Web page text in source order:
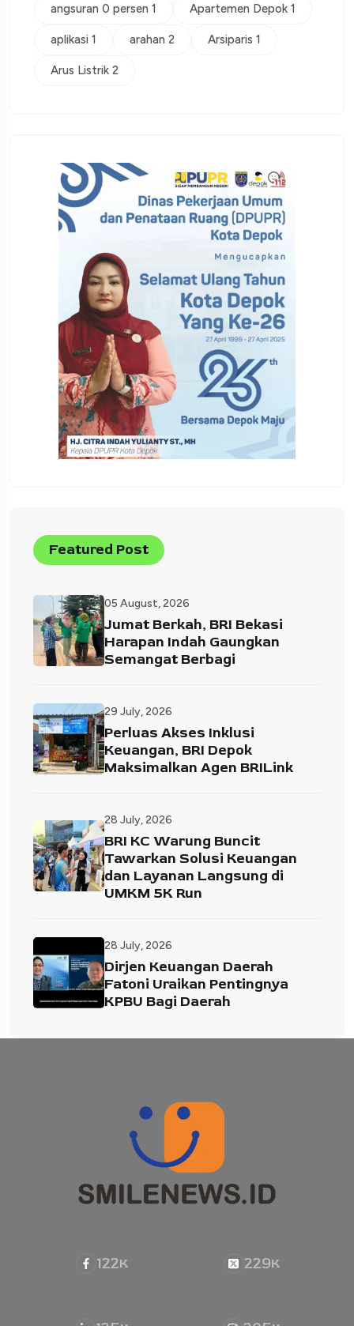
angsuran 0 persen 1 Apartemen Depok 1
aplikasi 1 arahan 2 Arsiparis 1
Arus Listrik 2
Featured Post
05 August, 2026
Jumat Berkah, BRI Bekasi
Harapan Indah Gaungkan
Semangat Berbagi
29 July, 2026
Perluas Akses Inklusi
Keuangan, BRI Depok
Maksimalkan Agen BRILink
28 July, 2026
BRI KC Warung Buncit
Tawarkan Solusi Keuangan
dan Layanan Langsung di
UMKM 5K Run
28 July, 2026
Dirjen Keuangan Daerah
Fatoni Uraikan Pentingnya
KPBU Bagi Daerah
122K 229K